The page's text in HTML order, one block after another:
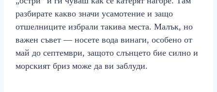
разбирате какво значи усамотение и защо
отшелниците избрали такива места. Малък, но
важен съвет — носете вода винаги, особено от
май до септември, защото слънцето бие силно и
морският бриз може да ви заблуди.